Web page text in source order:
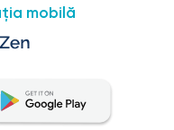
mobilă